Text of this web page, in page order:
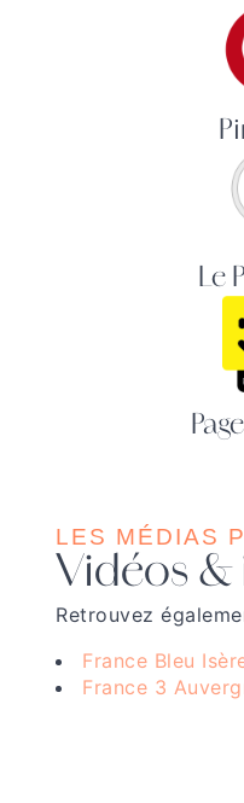
Le
LES MÉDIAS
Vidéos &
Retrouvez
France Bleu
France 3